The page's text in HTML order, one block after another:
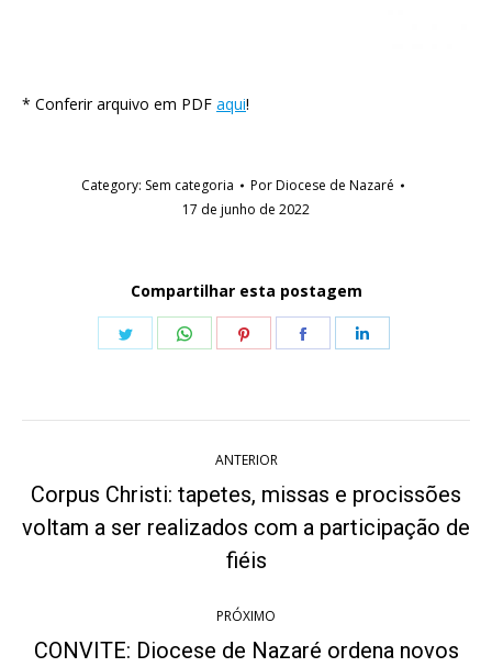
* Conferir arquivo em PDF aqui!
Category: Sem categoria PorDiocese de Nazaré
17 de junho de 2022
Compartilhar esta postagem
Share
Share
Share
Share
de
post:
ANTERIOR
Post
anterior:
Corpus Christi: tapetes, missas e procissões
voltam a ser realizados com a participação de
fiéis
PRÓXIMO
CONVITE: Diocese de Nazaré ordena novos